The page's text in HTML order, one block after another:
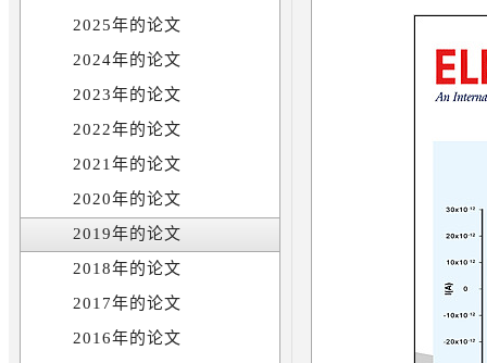
2025年的论文
2024年的论文
2023年的论文
2022年的论文
2021年的论文
2020年的论文
2019年的论文
2018年的论文
2017年的论文
2016年的论文